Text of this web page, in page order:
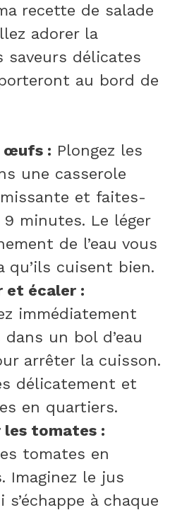
recette de salade
adorer la
saveurs délicates
au bord de
œufs : Plongez les
une casserole
et faites-
minutes. Le léger
de l’eau vous
qu’ils cuisent bien.
et écaler :
immédiatement
un bol d’eau
arrêter la cuisson.
délicatement et
en quartiers.
les tomates :
tomates en
Imaginez le jus
s’échappe à chaque